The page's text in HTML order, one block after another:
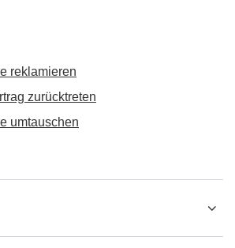
reklamieren
zurücktreten
umtauschen